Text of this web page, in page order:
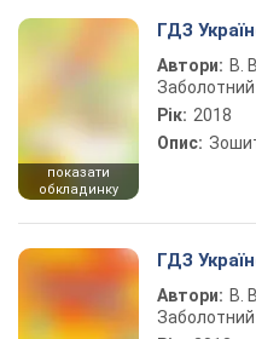
показати
обкладинку
ГДЗ
Автори: В.
Заболотний
Рік: 2018
Опис:
ГДЗ
Автори: В.
Заболотний